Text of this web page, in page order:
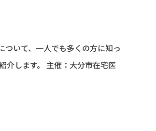
いて、一人でも多くの方に知っ
介します。 主催：大分市在宅医